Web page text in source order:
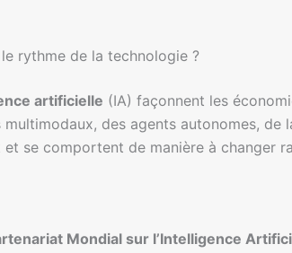
rythme de la technologie ?
artificielle (IA) façonnent les
multimodaux, des agents autonomes,
se comportent de manière à changer
Mondial sur l’Intelligence